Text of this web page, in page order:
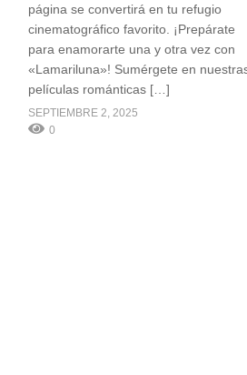
página se convertirá en tu refugio
cinematográfico favorito. ¡Prepárate
para enamorarte una y otra vez con
«Lamariluna»! Sumérgete en
películas románticas […]
SEPTIEMBRE 2, 2025
0